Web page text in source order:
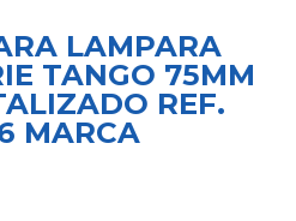
LAMPARA
TANGO 75MM
REF.
MARCA